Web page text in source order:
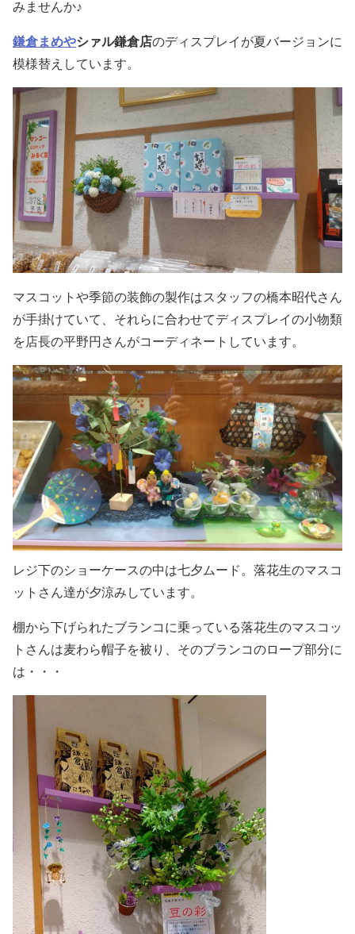
みませんか♪
鎌倉まめやシァル鎌倉店のディスプレイが夏バージョンに
模様替えしています。
マスコットや季節の装飾の製作はスタッフの橋本昭代さん
が手掛けていて、それらに合わせてディスプレイの小物類
を店長の平野円さんがコーディネートしています。
レジ下のショーケースの中は七夕ムード。落花生のマスコ
ットさん達が夕涼みしています。
棚から下げられたブランコに乗っている落花生のマスコッ
トさんは麦わら帽子を被り、そのブランコのロープ部分に
は・・・